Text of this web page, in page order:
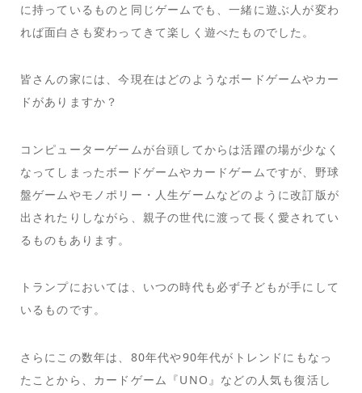
に持っているものと同じゲームでも、一緒に遊ぶ人が変わ
れば面白さも変わってきて楽しく遊べたものでした。
皆さんの家には、今現在はどのようなボードゲームやカー
ドがありますか？
コンピューターゲームが台頭してからは活躍の場が少なく
なってしまったボードゲームやカードゲームですが、野球
盤ゲームやモノポリー・人生ゲームなどのように改訂版が
出されたりしながら、親子の世代に渡って長く愛されてい
るものもあります。
トランプにおいては、いつの時代も必ず子どもが手にして
いるものです。
さらにこの数年は、80年代や90年代がトレンドにもなっ
たことから、カードゲーム『UNO』などの人気も復活し